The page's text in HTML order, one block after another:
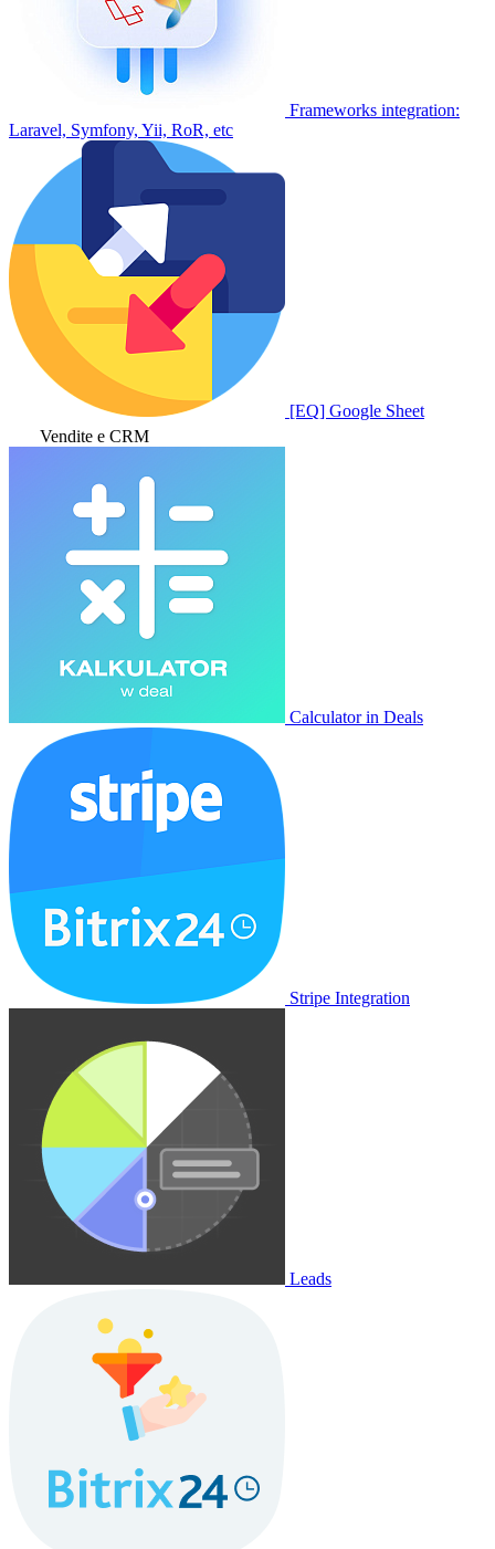
Frameworks integration:
Laravel, Symfony, Yii, RoR, etc
[EQ] Google Sheet
Vendite e CRM
Calculator in Deals
Stripe Integration
Leads